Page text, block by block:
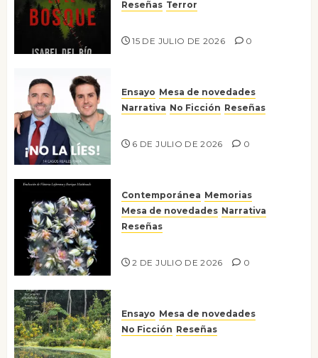
Reseñas Terror
15 DE JULIO DE 2026 0
Ensayo Mesa de novedades
Narrativa No Ficción Reseñas
6 DE JULIO DE 2026 0
Contemporánea Memorias
Mesa de novedades Narrativa
Reseñas
2 DE JULIO DE 2026 0
Ensayo Mesa de novedades
No Ficción Reseñas